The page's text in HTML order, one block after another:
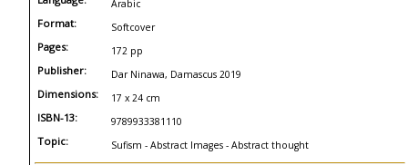
Arabic
Format: Softcover
Pages: 172 pp
Publisher: Dar Ninawa, Damascus 2019
Dimensions: 17 x 24 cm
ISBN-13: 9789933381110
Topic: Sufism - Abstract Images - Abstract thought